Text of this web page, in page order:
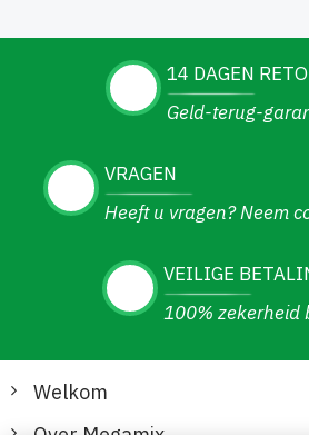
14 DAGEN
Geld-terug-
VRAGEN
Heeft u vragen? Neem
VEILIGE
100% zekerheid
Welkom